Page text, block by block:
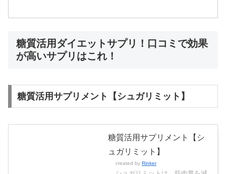
糖質活用ダイエットサプリ！口コミで効果
が高いサプリはこれ！
糖質活用サプリメント【シュガリミット】
糖質活用サプリメント【シ
ュガリミット】
created by Rinker